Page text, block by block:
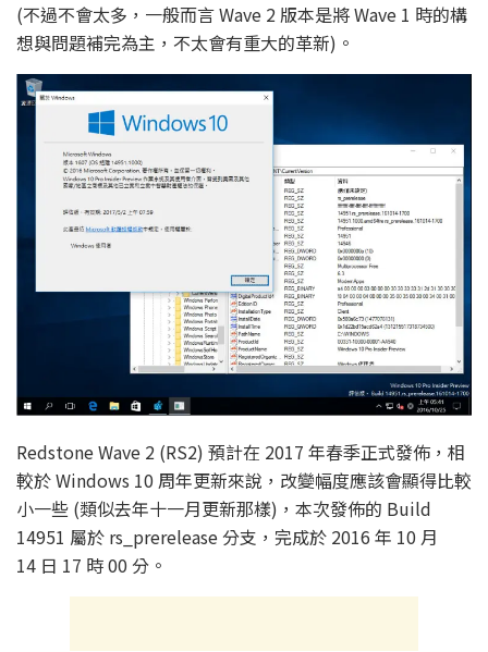
(不過不會太多，一般而言 Wave 2 版本是將 Wave 1 時的構
想與問題補完為主，不太會有重大的革新)。
Redstone Wave 2 (RS2) 預計在 2017 年春季正式發佈，相
較於 Windows 10 周年更新來說，改變幅度應該會顯得比較
小一些 (類似去年十一月更新那樣)，本次發佈的 Build
14951 屬於 rs_prerelease 分支，完成於 2016 年 10 月
14 日 17 時 00 分。